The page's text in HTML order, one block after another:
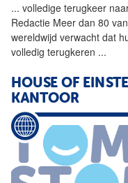
... volledige terugkeer
Redactie Meer dan 80
wereldwijd verwacht dat
volledig terugkeren ...
HOUSE OF
KANTOOR